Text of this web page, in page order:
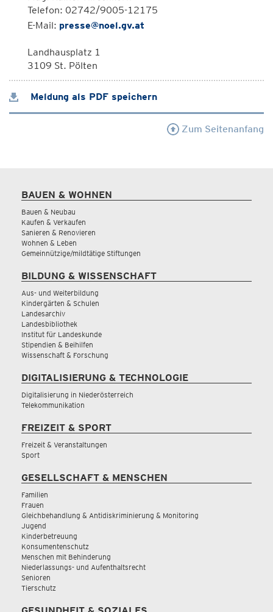
Telefon: 02742/9005-12175
E-Mail: presse@noel.gv.at
Landhausplatz 1
3109 St. Pölten
Meldung als PDF speichern
Zum Seitenanfang
BAUEN & WOHNEN
Bauen & Neubau
Kaufen & Verkaufen
Sanieren & Renovieren
Wohnen & Leben
Gemeinnützige/mildtätige Stiftungen
BILDUNG & WISSENSCHAFT
Aus- und Weiterbildung
Kindergärten & Schulen
Landesarchiv
Landesbibliothek
Institut für Landeskunde
Stipendien & Beihilfen
Wissenschaft & Forschung
DIGITALISIERUNG & TECHNOLOGIE
Digitalisierung in Niederösterreich
Telekommunikation
FREIZEIT & SPORT
Freizeit & Veranstaltungen
Sport
GESELLSCHAFT & MENSCHEN
Familien
Frauen
Gleichbehandlung & Antidiskriminierung & Monitoring
Jugend
Kinderbetreuung
Konsumentenschutz
Menschen mit Behinderung
Niederlassungs- und Aufenthaltsrecht
Senioren
Tierschutz